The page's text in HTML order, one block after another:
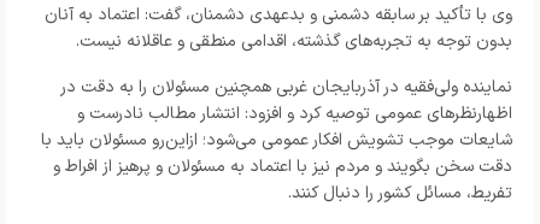
وی با تأکید بر سابقه دشمنی و بدعهدی دشمنان، گفت: اعتماد به آنان
بدون توجه به تجربه‌های گذشته، اقدامی منطقی و عاقلانه نیست.
نماینده ولی‌فقیه در آذربایجان غربی همچنین مسئولان را به دقت در
اظهارنظرهای عمومی توصیه کرد و افزود: انتشار مطالب نادرست و
شایعات موجب تشویش افکار عمومی می‌شود؛ ازاین‌رو مسئولان باید با
دقت سخن بگویند و مردم نیز با اعتماد به مسئولان و پرهیز از افراط و
تفریط، مسائل کشور را دنبال کنند.